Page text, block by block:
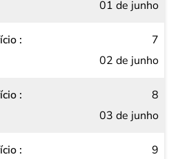
01 de junho
7
02 de junho
8
03 de junho
9